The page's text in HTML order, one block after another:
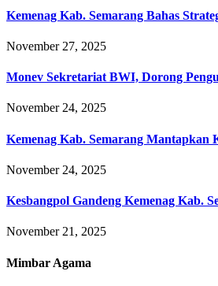
Kemenag Kab. Semarang Bahas
November 27, 2025
Monev Sekretariat BWI, Dorong
November 24, 2025
Kemenag Kab. Semarang Mantapkan
November 24, 2025
Kesbangpol Gandeng Kemenag Kab.
November 21, 2025
Mimbar Agama